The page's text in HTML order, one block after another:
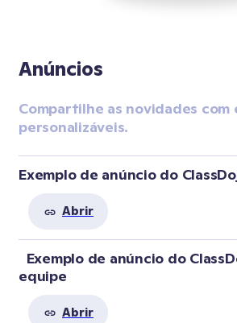
Anúncios
Compartilhe as novidades com
personalizáveis.
Exemplo de anúncio do
Abrir
equipe
Abrir